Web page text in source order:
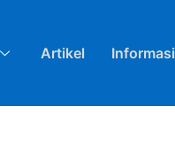
Artikel Informasi